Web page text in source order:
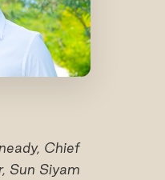
Chief
Sun Siyam